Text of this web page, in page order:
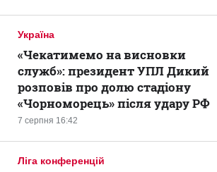
Україна
7 серпня 16:42
«Чекатимемо на висновки
служб»: президент УПЛ Дикий
розповів про долю стадіону
«Чорноморець» після удару РФ
Ліга конференцій